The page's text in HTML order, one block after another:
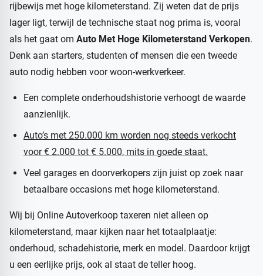
rijbewijs met hoge kilometerstand. Zij weten dat de prijs
lager ligt, terwijl de technische staat nog prima is, vooral
als het gaat om Auto Met Hoge Kilometerstand Verkopen.
Denk aan starters, studenten of mensen die een tweede
auto nodig hebben voor woon-werkverkeer.
Een complete onderhoudshistorie verhoogt de waarde
aanzienlijk.
Auto’s met 250.000 km worden nog steeds verkocht
voor € 2.000 tot € 5.000, mits in goede staat.
Veel garages en doorverkopers zijn juist op zoek naar
betaalbare occasions met hoge kilometerstand.
Wij bij Online Autoverkoop taxeren niet alleen op
kilometerstand, maar kijken naar het totaalplaatje:
onderhoud, schadehistorie, merk en model. Daardoor krijgt
u een eerlijke prijs, ook al staat de teller hoog.